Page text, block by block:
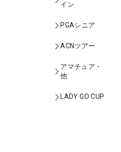
イン
PGAシニア
ACNツアー
アマチュア・
他
LADY GO CUP